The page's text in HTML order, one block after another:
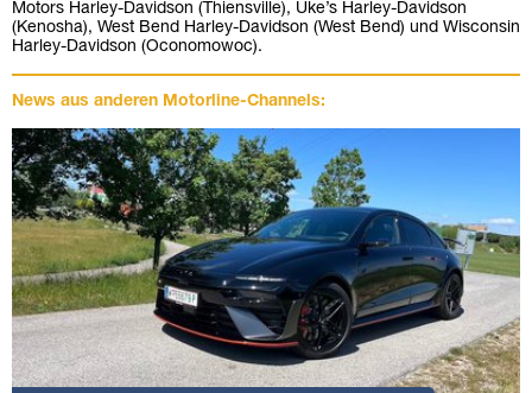
Motors Harley-Davidson (Thiensville), Uke’s Harley-Davidson
(Kenosha), West Bend Harley-Davidson (West Bend) und Wisconsin
Harley-Davidson (Oconomowoc).
News aus anderen Motorline-Channels: